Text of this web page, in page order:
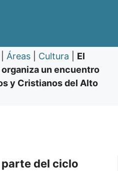
Áreas Cultura
El
un encuentro
y Cristianos del Alto
del ciclo